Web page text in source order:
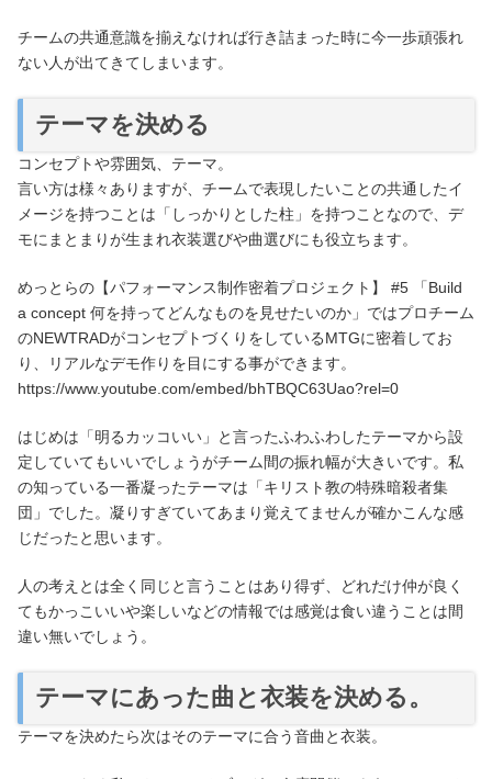
チームの共通意識を揃えなければ行き詰まった時に今一歩頑張れ
ない人が出てきてしまいます。
テーマを決める
コンセプトや雰囲気、テーマ。
言い方は様々ありますが、チームで表現したいことの共通したイ
メージを持つことは「しっかりとした柱」を持つことなので、デ
モにまとまりが生まれ衣装選びや曲選びにも役立ちます。
めっとらの【パフォーマンス制作密着プロジェクト】 #5 「Build
a concept 何を持ってどんなものを見せたいのか」ではプロチーム
のNEWTRADがコンセプトづくりをしているMTGに密着してお
り、リアルなデモ作りを目にする事ができます。
https://www.youtube.com/embed/bhTBQC63Uao?rel=0
はじめは「明るカッコいい」と言ったふわふわしたテーマから設
定していてもいいでしょうがチーム間の振れ幅が大きいです。私
の知っている一番凝ったテーマは「キリスト教の特殊暗殺者集
団」でした。凝りすぎていてあまり覚えてませんが確かこんな感
じだったと思います。
人の考えとは全く同じと言うことはあり得ず、どれだけ仲が良く
てもかっこいいや楽しいなどの情報では感覚は食い違うことは間
違い無いでしょう。
テーマにあった曲と衣装を決める。
テーマを決めたら次はそのテーマに合う音曲と衣装。